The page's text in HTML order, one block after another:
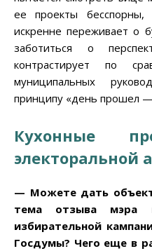
ее проекты
искренне переживает о
заботиться о
контрастирует по
муниципальных
принципу «день прошел —
Кухонные
электоральной
— Можете дать
тема отзыва мэра
избирательной
Госдумы? Чего еще в